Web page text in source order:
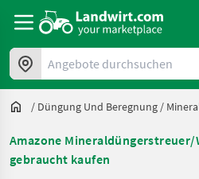
Angebote durchsuchen
/ Düngung Und Beregnung /
Amazone
gebraucht kaufen